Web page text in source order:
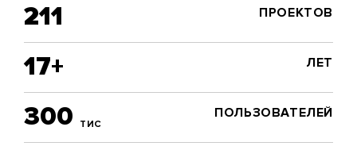
211 ПРОЕКТОВ
17+ ЛЕТ
300 ТИС
ПОЛЬЗОВАТЕЛЕЙ